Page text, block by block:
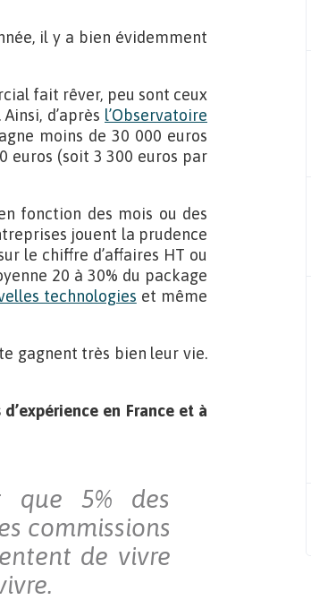
il y a bien évidemment
fait rêver, peu sont ceux
d’après l’Observatoire
moins de 30 000 euros
euros (soit 3 300 euros par
fonction des mois ou des
jouent la prudence
le chiffre d’affaires HT ou
20 à 30% du package
technologies et même
gagnent très bien leur vie.
en France et à
que 5% des
commissions
de vivre